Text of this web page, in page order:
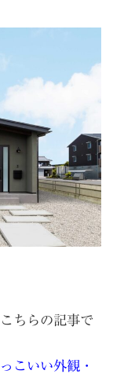
ちらの記事で
こいい外観・